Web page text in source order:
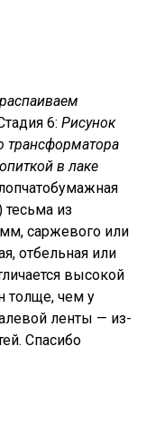
6:Рисунок
трансформатора
в лаке
из
саржевого или
отбельная или
высокой
толще, чем у
ленты — из-
Спасибо